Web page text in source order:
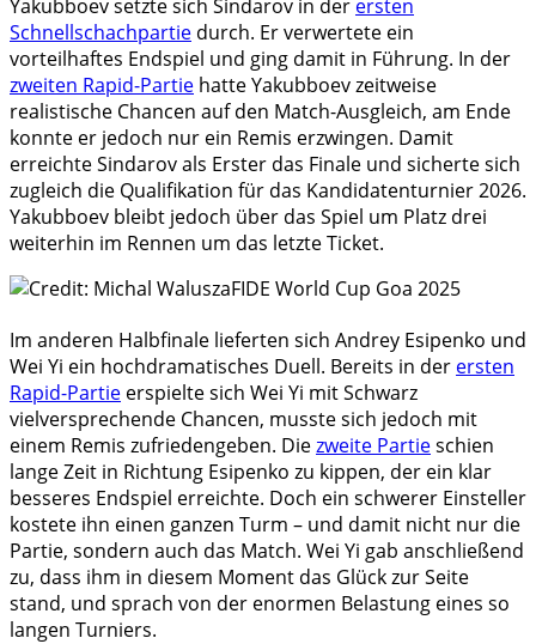
Yakubboev setzte sich Sindarov in der ersten
Schnellschachpartie durch. Er verwertete ein
vorteilhaftes Endspiel und ging damit in Führung. In der
zweiten Rapid-Partie hatte Yakubboev zeitweise
realistische Chancen auf den Match-Ausgleich, am Ende
konnte er jedoch nur ein Remis erzwingen. Damit
erreichte Sindarov als Erster das Finale und sicherte sich
zugleich die Qualifikation für das Kandidatenturnier 2026.
Yakubboev bleibt jedoch über das Spiel um Platz drei
weiterhin im Rennen um das letzte Ticket.
Im anderen Halbfinale lieferten sich Andrey Esipenko und
Wei Yi ein hochdramatisches Duell. Bereits in der ersten
Rapid-Partie erspielte sich Wei Yi mit Schwarz
vielversprechende Chancen, musste sich jedoch mit
einem Remis zufriedengeben. Diezweite Partieschien
lange Zeit in Richtung Esipenko zu kippen, der ein klar
besseres Endspiel erreichte. Doch ein schwerer Einsteller
kostete ihn einen ganzen Turm – und damit nicht nur die
Partie, sondern auch das Match. Wei Yi gab anschließend
zu, dass ihm in diesem Moment das Glück zur Seite
stand, und sprach von der enormen Belastung eines so
langen Turniers.